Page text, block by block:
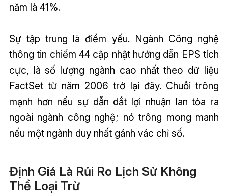
năm là 41%.
Sự tập trung là điểm yếu. Ngành Công nghệ
thông tin chiếm 44 cập nhật hướng dẫn EPS tích
cực, là số lượng ngành cao nhất theo dữ liệu
FactSet từ năm 2006 trở lại đây. Chuỗi trông
mạnh hơn nếu sự dẫn dắt lợi nhuận lan tỏa ra
ngoài ngành công nghệ; nó trông mong manh
nếu một ngành duy nhất gánh vác chỉ số.
Định Giá Là Rủi Ro Lịch Sử Không
Thể Loại Trừ